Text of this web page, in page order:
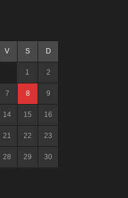
V S D
1 2
7 8 9
14 15 16
21 22 23
28 29 30